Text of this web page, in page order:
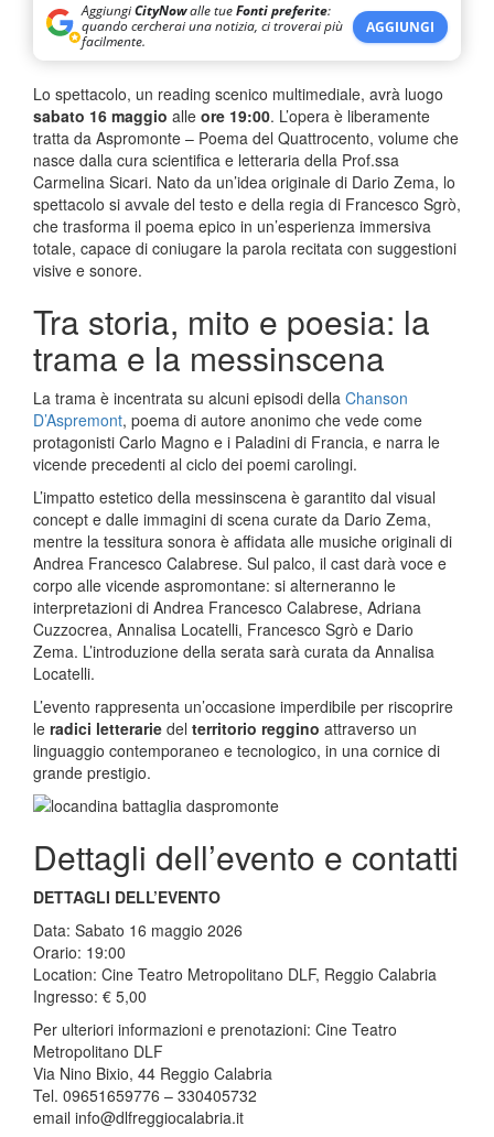
AggiungiCityNowalle tueFonti preferite:
quando cercherai una notizia, ci troverai più
facilmente.
AGGIUNGI
Lo spettacolo, un reading scenico multimediale, avrà luogo
sabato 16 maggio alle ore 19:00. L’opera è liberamente
tratta da Aspromonte – Poema del Quattrocento, volume che
nasce dalla cura scientifica e letteraria della Prof.ssa
Carmelina Sicari. Nato da un’idea originale di Dario Zema, lo
spettacolo si avvale del testo e della regia di Francesco Sgrò,
che trasforma il poema epico in un’esperienza immersiva
totale, capace di coniugare la parola recitata con suggestioni
visive e sonore.
Tra storia, mito e poesia: la
trama e la messinscena
La trama è incentrata su alcuni episodi della Chanson
D’Aspremont, poema di autore anonimo che vede come
protagonisti Carlo Magno e i Paladini di Francia, e narra le
vicende precedenti al ciclo dei poemi carolingi.
L’impatto estetico della messinscena è garantito dal visual
concept e dalle immagini di scena curate da Dario Zema,
mentre la tessitura sonora è affidata alle musiche originali di
Andrea Francesco Calabrese. Sul palco, il cast darà voce e
corpo alle vicende aspromontane: si alterneranno le
interpretazioni di Andrea Francesco Calabrese, Adriana
Cuzzocrea, Annalisa Locatelli, Francesco Sgrò e Dario
Zema. L’introduzione della serata sarà curata da Annalisa
Locatelli.
L’evento rappresenta un’occasione imperdibile per riscoprire
le radici letterarie del territorio reggino attraverso un
linguaggio contemporaneo e tecnologico, in una cornice di
grande prestigio.
Dettagli dell’evento e contatti
DETTAGLI DELL’EVENTO
Data: Sabato 16 maggio 2026
Orario: 19:00
Location: Cine Teatro Metropolitano DLF, Reggio Calabria
Ingresso: € 5,00
Per ulteriori informazioni e prenotazioni: Cine Teatro
Metropolitano DLF
Via Nino Bixio, 44 Reggio Calabria
Tel. 09651659776 – 330405732
email info@dlfreggiocalabria.it